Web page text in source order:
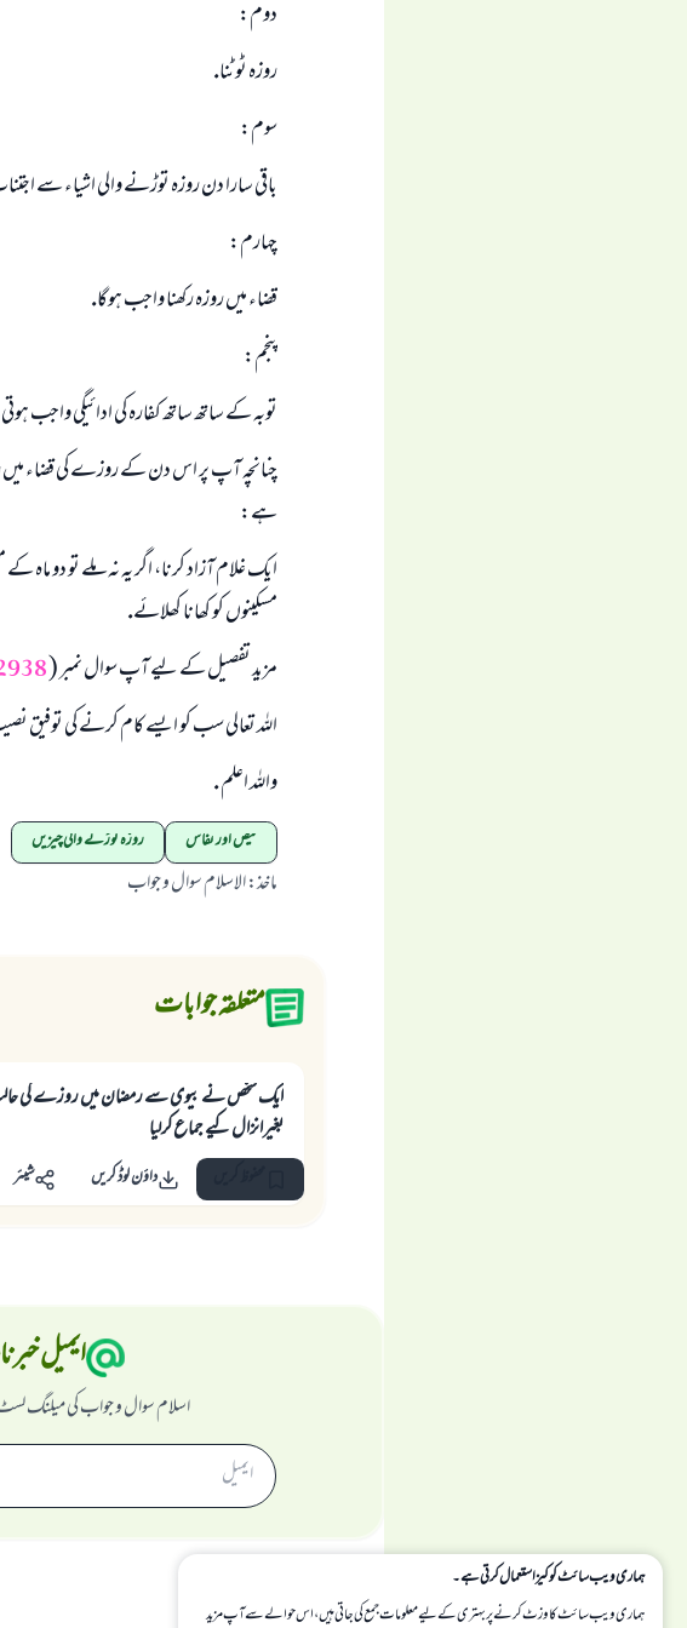
دوم:
روزہ ٹوٹنا.
سوم:
باقى سارا دن روزہ توڑنے والى اشياء سے
چہارم:
قضاء ميں روزہ ركھنا واجب ہوگا.
پنجم:
توبہ كے ساتھ ساتھ كفارہ كى ادائيگى واجب
چنانچہ آپ پر اس دن كے روزے كى قضاء ميں
ہے:
ايك غلام آزاد كرنا، اگر يہ نہ ملے تو دو
مسكينوں كو كھانا كھلائے.
مزيد تفصيل كے ليے آپ سوال نمبر (
اللہ تعالى سب كو ايسے كام كرنے كى توفيق
واللہ اعلم .
حیض اور نفاس روزہ توڑنے والی چیزیں
ماخذ:الاسلام سوال و جواب
متعلقہ جوابات
ایک شخص نے بیوی سے رمضان میں روزے کی
بغیرانزال کیے جماع کرلیا
داؤن لوڈ کریں شیئر
ایمیل
اسلام سوال و جواب کی میلنگ
ہماری ویب سائٹ کوکیز استعمال کرتی ہے۔
ہماری ویب سائٹ کا وزٹ کرنے پر بہتری کے لیے معلومات جمع کی جاتی ہیں، اس حوالے سے آپ مزید